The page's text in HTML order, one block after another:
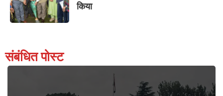
किया
संबंधित पोस्ट